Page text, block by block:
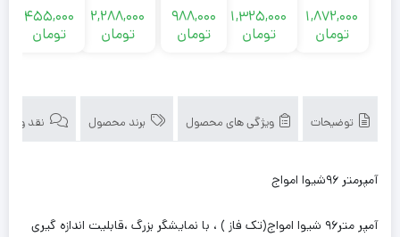
1,872,000
تومان
1,325,000
تومان
شیوا
امواج کد
988,000
تومان
2,288,000
تومان
22Y1
455,000
تومان
توضیحات ویژگی های محصول برند محصول نقد و
آمپرمتر ۹۶شیوا امواج
آمپر متر۹۶ شیوا امواج(تک فاز ) ، با نمایشگر بزرگ ،قابلیت اندازه گیری